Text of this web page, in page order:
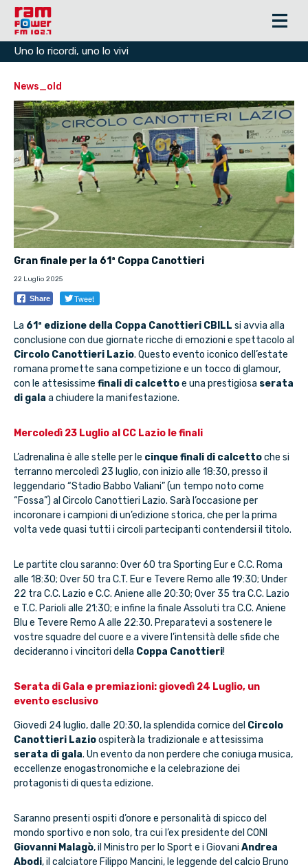
Uno lo ricordi, uno lo vivi
News_old
Gran finale per la 61ª Coppa Canottieri
22 Luglio 2025
Share Tweet
La 61ª edizione della Coppa Canottieri CBILL si avvia alla
conclusione con due giornate ricche di emozioni e spettacolo al
Circolo Canottieri Lazio. Questo evento iconico dell’estate
romana promette sana competizione e un tocco di glamour,
con le attesissime finali di calcettoe una prestigiosa serata
di gala a chiudere la manifestazione.
Mercoledì 23 Luglio al CC Lazio le finali
L’adrenalina è alle stelle per le cinque finali di calcettoche si
terranno mercoledì 23 luglio, con inizio alle 18:30, presso il
leggendario “Stadio Babbo Valiani” (un tempo noto come
“Fossa”) al Circolo Canottieri Lazio. Sarà l’occasione per
incoronare i campioni di un’edizione storica, che per la prima
volta vede quasi tutti i circoli partecipanti contendersi il titolo.
Le partite clou saranno: Over 60 tra Sporting Eur e C.C. Roma
alle 18:30; Over 50 tra C.T. Eur e Tevere Remo alle 19:30; Under
22 tra C.C. Lazio e C.C. Aniene alle 20:30; Over 35 tra C.C. Lazio
e T.C. Parioli alle 21:30; e infine la finale Assoluti tra C.C. Aniene
Blu e Tevere Remo A alle 22:30. Preparatevi a sostenere le
vostre squadre del cuore e a vivere l’intensità delle sfide che
decideranno i vincitori della Coppa Canottieri!
Serata di Gala e premiazioni: giovedì 24 Luglio, un
evento esclusivo
Giovedì 24 luglio, dalle 20:30, la splendida cornice del Circolo
Canottieri Lazioospiterà la tradizionale e attesissima
serata di gala. Un evento da non perdere che coniuga musica,
eccellenze enogastronomiche e la celebrazione dei
protagonisti di questa edizione.
Saranno presenti ospiti d’onore e personalità di spicco del
mondo sportivo e non solo, tra cui l’ex presidente del CONI
Giovanni Malagò, il Ministro per lo Sport e i Giovani Andrea
Abodi, il calciatore Filippo Mancini, le leggende del calcio Bruno